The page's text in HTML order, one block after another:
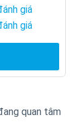
giá
giá
quan tâm